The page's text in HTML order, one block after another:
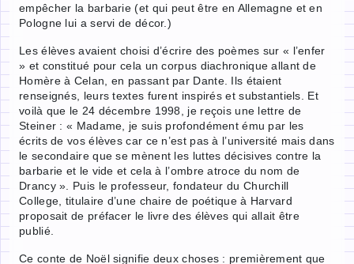
empêcher la barbarie (et qui peut être en Allemagne et en
Pologne lui a servi de décor.)
Les élèves avaient choisi d’écrire des poèmes sur « l’enfer
» et constitué pour cela un corpus diachronique allant de
Homère à Celan, en passant par Dante. Ils étaient
renseignés, leurs textes furent inspirés et substantiels. Et
voilà que le 24 décembre 1998, je reçois une lettre de
Steiner : « Madame, je suis profondément ému par les
écrits de vos élèves car ce n’est pas à l’université mais dans
le secondaire que se mènent les luttes décisives contre la
barbarie et le vide et cela à l’ombre atroce du nom de
Drancy ». Puis le professeur, fondateur du Churchill
College, titulaire d’une chaire de poétique à Harvard
proposait de préfacer le livre des élèves qui allait être
publié.
Ce conte de Noël signifie deux choses : premièrement que